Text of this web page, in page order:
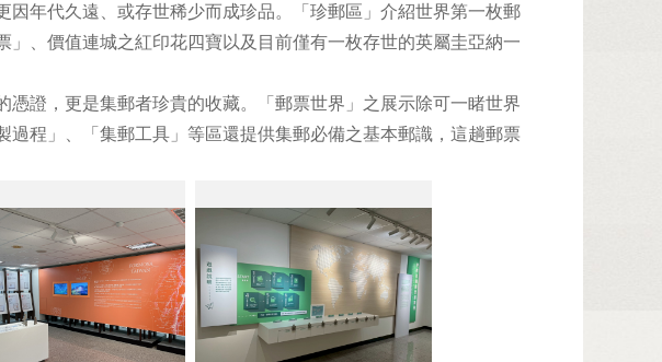
年代久遠、或存世稀少而成珍品。「珍郵區」介紹世界第一枚郵
、價值連城之紅印花四寶以及目前僅有一枚存世的英屬圭亞納一
證，更是集郵者珍貴的收藏。「郵票世界」之展示除可一睹世界
過程」、「集郵工具」等區還提供集郵必備之基本郵識，這趟郵票